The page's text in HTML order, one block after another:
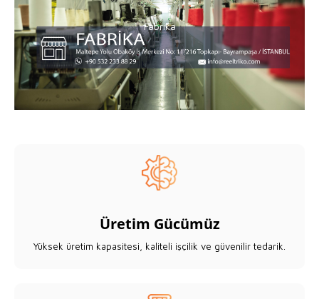
Fabrika
Fabrika
Üretim Gücümüz
Yüksek üretim kapasitesi, kaliteli işçilik ve güvenilir tedarik.